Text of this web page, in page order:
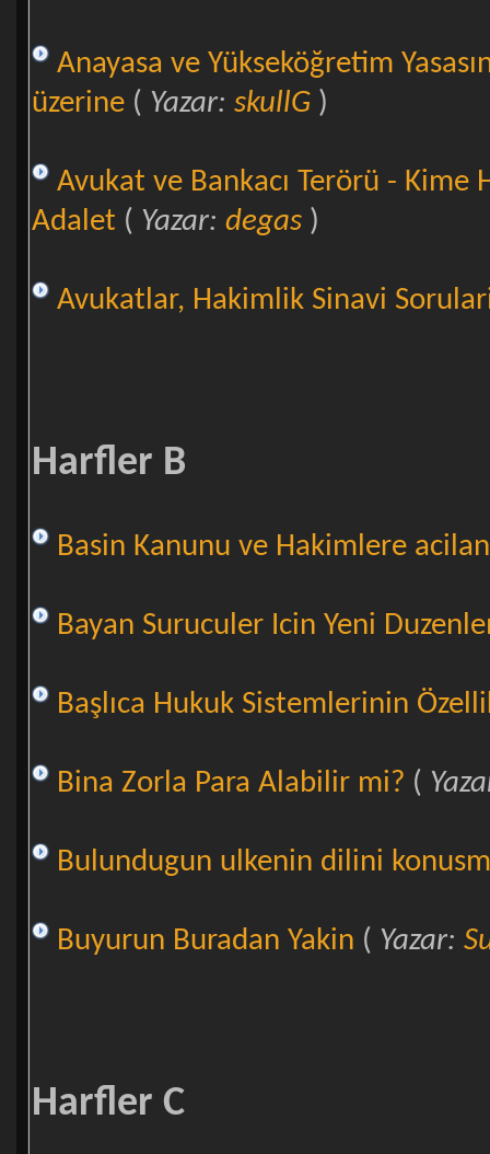
Anayasa ve Yükseköğretim
üzerine( Yazar: skullG)
Avukat ve Bankacı Terörü -
Adalet ( Yazar: degas)
Avukatlar, Hakimlik Sinavi
Harfler B
Basin Kanunu ve Hakimlere
Bayan Suruculer Icin Yeni
Başlıca Hukuk Sistemlerinin
Bina Zorla Para Alabilir mi? (
Bulundugun ulkenin dilini
Buyurun Buradan Yakin ( Yazar:
Harfler C